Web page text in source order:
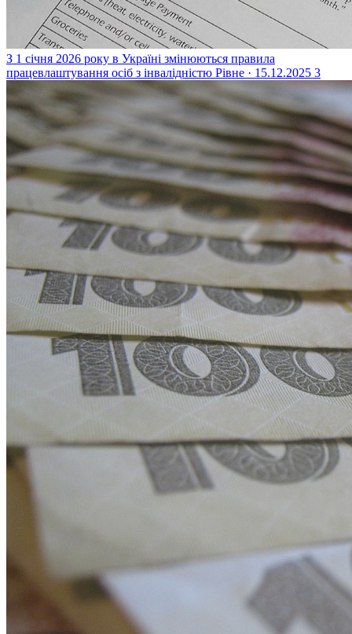
З 1 січня 2026 року в Україні змінюються правила
працевлаштування осіб з інвалідністю Рівне · 15.12.2025 3